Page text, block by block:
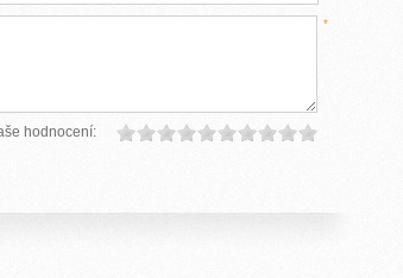
*
hodnocení: